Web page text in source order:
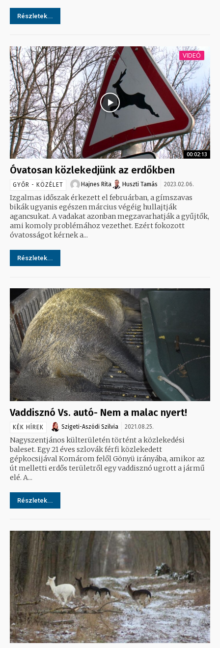
Részletek...
VIDEÓ
00:02:13
Óvatosan közlekedjünk az erdőkben
GYŐR - KÖZÉLET Hajnes Rita Huszti Tamás 2023.02.06.
Izgalmas időszak érkezett el februárban, a gímszavas
bikák ugyanis egészen március végéig hullajtják
agancsukat. A vadakat azonban megzavarhatják a gyűjtők,
ami komoly problémához vezethet. Ezért fokozott
óvatosságot kérnek a...
Részletek...
Vaddisznó Vs. autó- Nem a malac nyert!
KÉK HÍREK Szigeti-Aszódi Szilvia 2021.08.25.
Nagyszentjános külterületén történt a közlekedési
baleset. Egy 21 éves szlovák férfi közlekedett
gépkocsijával Komárom felől Gönyü irányába, amikor az
út melletti erdős területről egy vaddisznó ugrott a jármű
elé. A...
Részletek...